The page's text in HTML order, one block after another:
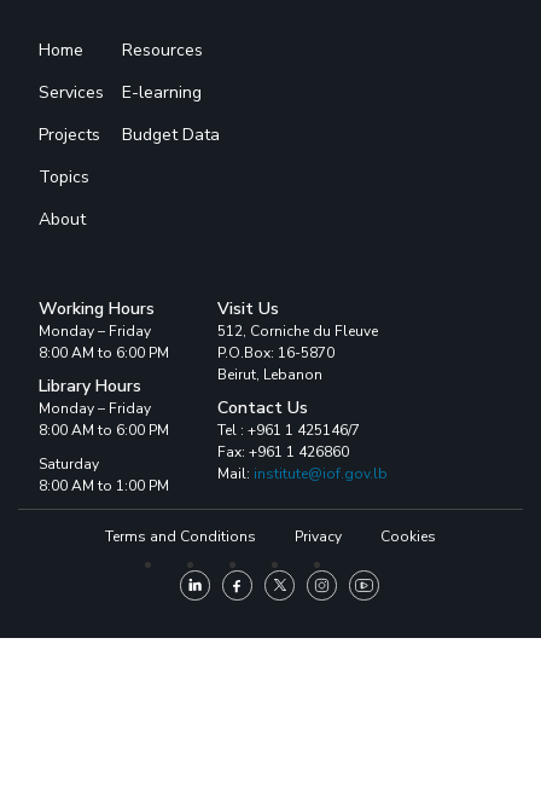
Home
Services
Projects
Topics
About
Resources
E-learning
Budget Data
Working Hours
Monday – Friday
8:00 AM to 6:00 PM
Library Hours
Monday – Friday
8:00 AM to 6:00 PM
Saturday
8:00 AM to 1:00 PM
Visit Us
512, Corniche du Fleuve
P.O.Box: 16-5870
Beirut, Lebanon
Contact Us
Tel : +961 1 425146/7
Fax: +961 1 426860
Mail: institute@iof.gov.lb
Terms and Conditions Privacy Cookies